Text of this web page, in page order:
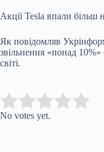
Акції Tesla впали більш
Як повідомляв
звільнення «понад 10%»
світі.
Rate this item:
No votes yet.